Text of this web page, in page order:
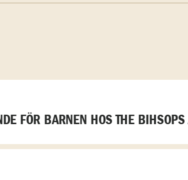
FÖR BARNEN HOS THE